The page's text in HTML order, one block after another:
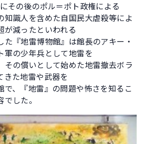
その後のポル＝ポト政権による
知識人を含めた自国民大虐殺等によ
が減ったといわれる
た『地雷博物館』は館長のアキー・
軍の少年兵として地雷を
その償いとして始めた地雷撤去ボラ
きた地雷や武器を
で、『地雷』の問題や怖さを知るこ
した。